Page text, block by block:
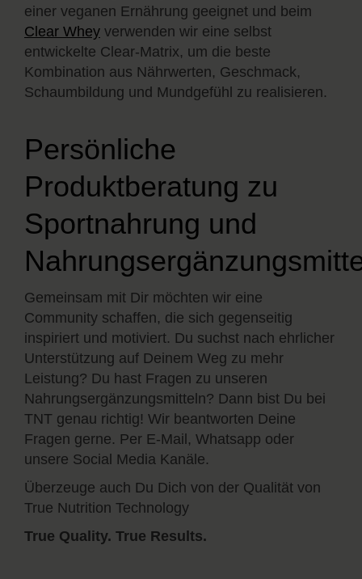
einer veganen Ernährung geeignet und beim
Clear Whey verwenden wir eine selbst
entwickelte Clear-Matrix, um die beste
Kombination aus Nährwerten, Geschmack,
Schaumbildung und Mundgefühl zu realisieren.
Persönliche
Produktberatung zu
Sportnahrung und
Gemeinsam mit Dir möchten wir eine
Community schaffen, die sich gegenseitig
inspiriert und motiviert. Du suchst nach ehrlicher
Unterstützung auf Deinem Weg zu mehr
Leistung? Du hast Fragen zu unseren
Nahrungsergänzungsmitteln? Dann bist Du bei
TNT genau richtig! Wir beantworten Deine
Fragen gerne. Per E-Mail, Whatsapp oder
unsere Social Media Kanäle.
Überzeuge auch Du Dich von der Qualität von
True Nutrition Technology
True Quality. True Results.